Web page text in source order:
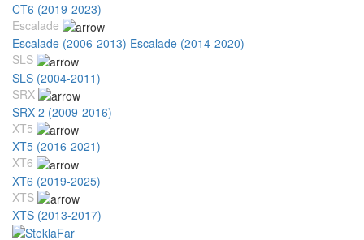
CT6 (2019-2023)
Escalade
Escalade (2006-2013) Escalade (2014-2020)
SLS
SLS (2004-2011)
SRX
SRX 2 (2009-2016)
XT5
XT5 (2016-2021)
XT6
XT6 (2019-2025)
XTS
XTS (2013-2017)